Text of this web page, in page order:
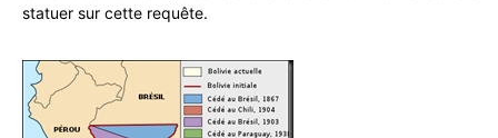
statuer sur cette requête.